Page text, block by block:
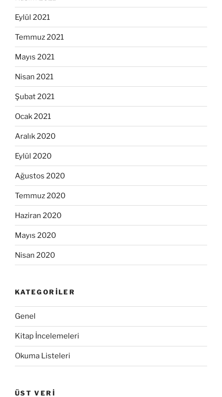
Eylül 2021
Temmuz 2021
Mayıs 2021
Nisan 2021
Şubat 2021
Ocak 2021
Aralık 2020
Eylül 2020
Ağustos 2020
Temmuz 2020
Haziran 2020
Mayıs 2020
Nisan 2020
KATEGORILER
Genel
Kitap İncelemeleri
Okuma Listeleri
ÜST VERI